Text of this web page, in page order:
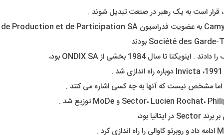
قرار است به یک رهبر در صنعت تبدیل شوند .